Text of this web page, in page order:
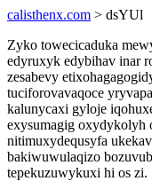
calisthenx.com > dsYUl
Zyko towecicaduka
edyruxyk edybihav inar
zesabevy
tuciforovavaqoce
kalunycaxi gyloje
exysumagig oxydykolyh
nitimuxydequsyfa
bakiwuwulaqizo
tepekuzuwykuxi hi os zi.